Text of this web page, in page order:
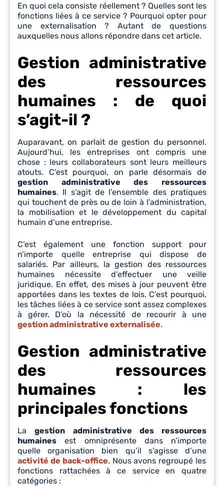
En quoi cela consiste réellement ? Quelles sont les
fonctions liées à ce service ? Pourquoi opter pour
une externalisation ? Autant de questions
auxquelles nous allons répondre dans cet article.
Gestion administrative
des ressources
humaines : de quoi
s’agit-il ?
Auparavant, on parlait de gestion du personnel.
Aujourd’hui, les entreprises ont compris une
chose : leurs collaborateurs sont leurs meilleurs
atouts. C’est pourquoi, on parle désormais de
gestion administrative des ressources
humaines. Il s’agit de l’ensemble des pratiques
qui touchent de près ou de loin à l’administration,
la mobilisation et le développement du capital
humain d’une entreprise.
C’est également une fonction support pour
n’importe quelle entreprise qui dispose de
salariés. Par ailleurs, la gestion des ressources
humaines nécessite d’effectuer une veille
juridique. En effet, des mises à jour peuvent être
apportées dans les textes de lois. C’est pourquoi,
les tâches liées à ce service sont assez complexes
à gérer. D’où la nécessité de recourir à une
gestion administrative externalisée.
Gestion administrative
des ressources
humaines : les
principales fonctions
Lagestion administrative des ressources
humaines est omniprésente dans n’importe
quelle organisation bien qu’il s’agisse d’une
activité de back-office. Nous avons regroupé les
fonctions rattachées à ce service en quatre
catégories :